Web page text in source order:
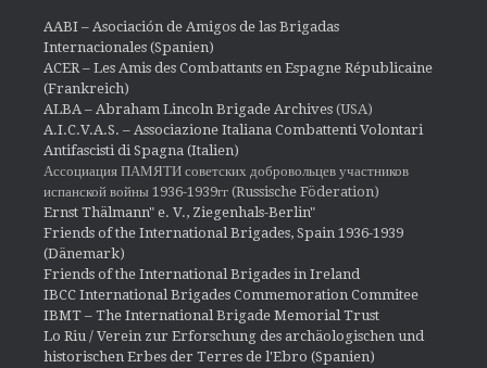
AABI – Asociación de Amigos de las Brigadas
Internacionales (Spanien)
ACER – Les Amis des Combattants en Espagne Républicaine
(Frankreich)
ALBA – Abraham Lincoln Brigade Archives (USA)
A.I.C.V.A.S. – Associazione Italiana Combattenti Volontari
Antifascisti di Spagna (Italien)
Ассоциация ПАМЯТИ советских добровольцев участников
испанской войны 1936-1939гг (Russische Föderation)
Ernst Thälmann" e. V., Ziegenhals-Berlin"
Friends of the International Brigades, Spain 1936-1939
(Dänemark)
Friends of the International Brigades in Ireland
IBCC International Brigades Commemoration Commitee
IBMT – The International Brigade Memorial Trust
Lo Riu / Verein zur Erforschung des archäologischen und
historischen Erbes der Terres de l'Ebro (Spanien)